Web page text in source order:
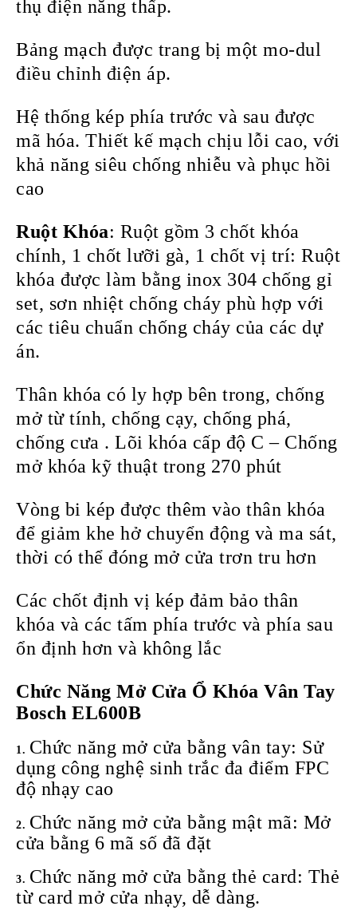
thụ điện năng thấp.
Bảng mạch được trang bị một mo-dul
điều chỉnh điện áp.
Hệ thống kép phía trước và sau được
mã hóa. Thiết kế mạch chịu lỗi cao, với
khả năng siêu chống nhiễu và phục hồi
cao
Ruột Khóa: Ruột gồm 3 chốt khóa
chính, 1 chốt lưỡi gà, 1 chốt vị trí: Ruột
khóa được làm bằng inox 304 chống gỉ
set, sơn nhiệt chống cháy phù hợp với
các tiêu chuẩn chống cháy của các dự
án.
Thân khóa có ly hợp bên trong, chống
mở từ tính, chống cạy, chống phá,
chống cưa . Lõi khóa cấp độ C – Chống
mở khóa kỹ thuật trong 270 phút
Vòng bi kép được thêm vào thân khóa
để giảm khe hở chuyển động và ma sát,
thời có thể đóng mở cửa trơn tru hơn
Các chốt định vị kép đảm bảo thân
khóa và các tấm phía trước và phía sau
ổn định hơn và không lắc
Chức Năng Mở Cửa Ổ Khóa Vân Tay
Bosch EL600B
Chức năng mở cửa bằng vân tay: Sử
dụng công nghệ sinh trắc đa điểm FPC
độ nhạy cao
Chức năng mở cửa bằng mật mã: Mở
cửa bằng 6 mã số đã đặt
Chức năng mở cửa bằng thẻ card: Thẻ
từ card mở cửa nhạy, dễ dàng.